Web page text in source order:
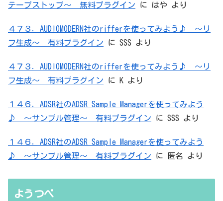
テープストップ～ 無料プラグイン に はや より
４７３．AUDIOMODERN社のrifferを使ってみよう♪ ～リ
フ生成～ 有料プラグイン に SSS より
４７３．AUDIOMODERN社のrifferを使ってみよう♪ ～リ
フ生成～ 有料プラグイン に K より
１４６．ADSR社のADSR Sample Managerを使ってみよう
♪ ～サンプル管理～ 有料プラグイン に SSS より
１４６．ADSR社のADSR Sample Managerを使ってみよう
♪ ～サンプル管理～ 有料プラグイン に 匿名 より
ようつべ